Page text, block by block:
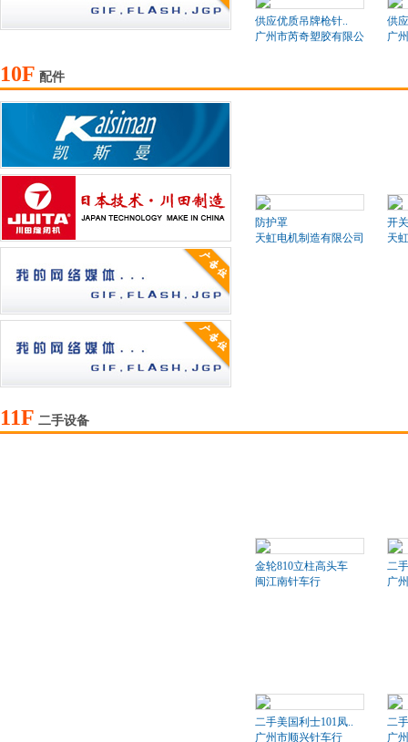
供应优质吊牌枪针..
广州市芮奇塑胶有限公司
供
广
10F 配件
防护罩
天虹电机制造有限公司
开关
天
11F 二手设备
金轮810立柱高头车
闽江南针车行
二
广
二手美国利士101凤..
广州市顺兴针车行
二
广